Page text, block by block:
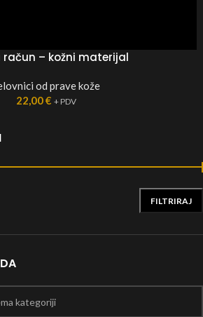
FILTRIRAJ
račun – kožni materijal
od prave kože
22,00€ + PDV